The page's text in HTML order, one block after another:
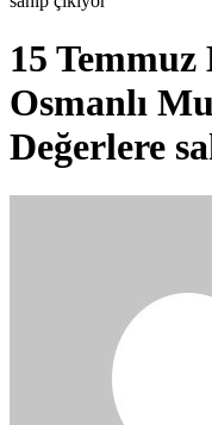
15
Osmanlı
Değerlere